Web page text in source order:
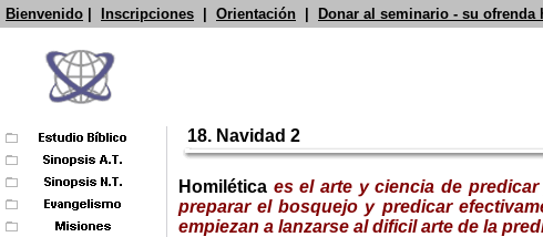
Bienvenido Inscripciones Orientación Donar al seminario - su
18. Navidad 2
Homilética es el arte y ciencia de
preparar el bosquejo y predicar
empiezan a lanzarse al dificil arte de la